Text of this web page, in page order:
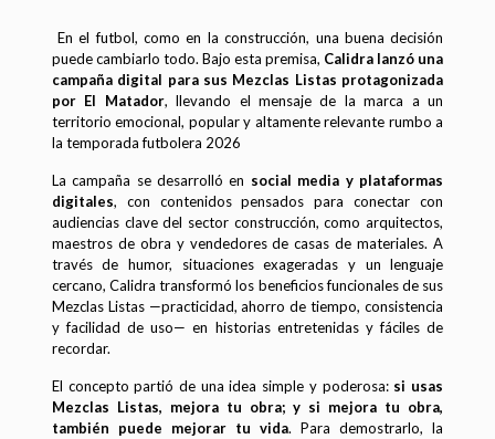
En el futbol, como en la construcción, una buena decisión
puede cambiarlo todo. Bajo esta premisa, Calidra lanzó una
campaña digital para sus Mezclas Listas protagonizada
por El Matador, llevando el mensaje de la marca a un
territorio emocional, popular y altamente relevante rumbo a
la temporada futbolera 2026
La campaña se desarrolló en social media y plataformas
digitales, con contenidos pensados para conectar con
audiencias clave del sector construcción, como arquitectos,
maestros de obra y vendedores de casas de materiales. A
través de humor, situaciones exageradas y un lenguaje
cercano, Calidra transformó los beneficios funcionales de sus
Mezclas Listas —practicidad, ahorro de tiempo, consistencia
y facilidad de uso— en historias entretenidas y fáciles de
recordar.
El concepto partió de una idea simple y poderosa: si usas
Mezclas Listas, mejora tu obra; y si mejora tu obra,
también puede mejorar tu vida. Para demostrarlo, la